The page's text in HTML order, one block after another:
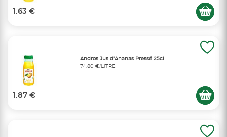
1.63 €
Andros Jus d'Ananas Pressé 25cl
74,80 €/LITRE
1.87 €